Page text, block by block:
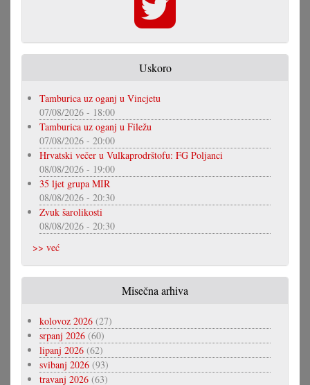
Uskoro
Tamburica uz oganj u Vincjetu
07/08/2026 - 18:00
Tamburica uz oganj u Filežu
07/08/2026 - 20:00
Hrvatski večer u Vulkaprodrštofu: FG Poljanci
08/08/2026 - 19:00
35 ljet grupa MIR
08/08/2026 - 20:30
Zvuk šarolikosti
08/08/2026 - 20:30
>> već
Misečna arhiva
kolovoz 2026 (27)
srpanj 2026 (60)
lipanj 2026 (62)
svibanj 2026 (93)
travanj 2026 (63)